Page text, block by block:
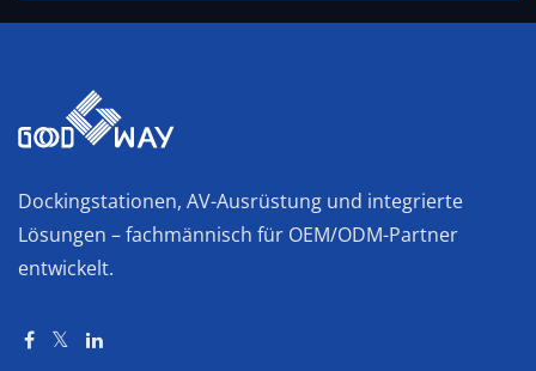
Dockingstationen, AV-Ausrüstung und integrierte
Lösungen – fachmännisch für OEM/ODM-Partner
entwickelt.